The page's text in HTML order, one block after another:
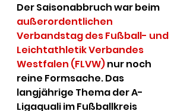
Der Saisonabbruch war beim
außerordentlichen
Verbandstag des Fußball- und
Leichtathletik Verbandes
Westfalen (FLVW) nur noch
reine Formsache. Das
langjährige Thema der A-
Ligaquali im Fußballkreis